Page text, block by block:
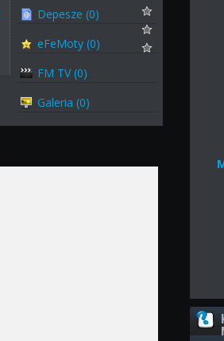
Depesze (0)
eFeMoty (0)
FM TV (0)
Galeria (0)